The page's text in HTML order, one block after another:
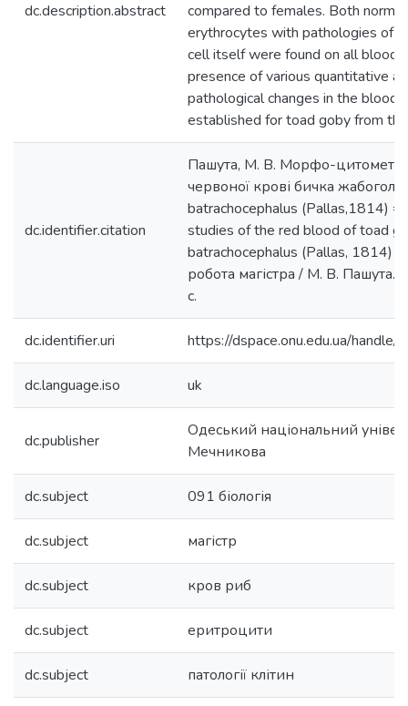
dc.description.abstract
compared to females. Both
erythrocytes with pathologies of
cell itself were found on all blood
presence of various quantitative
pathological changes in the blood
established for toad goby from
dc.identifier.citation
Пашута, М. В. Морфо-
червоної крові бичка
batrachocephalus (Pallas,1814)
studies of the red blood of toad
batrachocephalus (Pallas, 1814) :
робота магістра / М. В. Пашута.
с.
dc.identifier.uri https://dspace.onu.edu.ua/
dc.language.iso uk
dc.publisher
Одеський національний
Мечникова
dc.subject 091 біологія
dc.subject магістр
dc.subject кров риб
dc.subject еритроцити
dc.subject патології клітин